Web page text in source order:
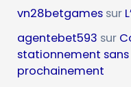
vn28betgames sur
agentebet593 sur
stationnement
prochainement